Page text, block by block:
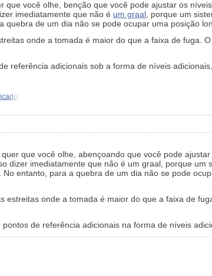
você olhe, benção que você pode ajustar os
imediatamente que não é um graal , porque um
de um dia não se pode ocupar uma posição
onde a tomada é maior do que a faixa de fuga.
referência adicionais sob a forma de níveis
que você olhe, abençoando que você pode
dizer imediatamente que não é um graal, porque um
entanto, para a quebra de um dia não se pode
estreitas onde a tomada é maior do que a faixa de
de referência adicionais na forma de níveis